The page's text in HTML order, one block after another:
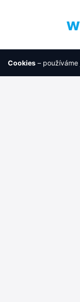
Cookies – používáme